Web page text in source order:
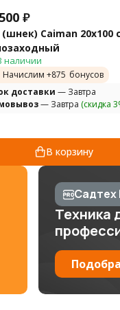
₽
(шнек) Caiman 20х100
наличии
Начислим +875 бонусов
доставки — Завтра
— Завтра (скидка
В корзину
Садтех
Техника